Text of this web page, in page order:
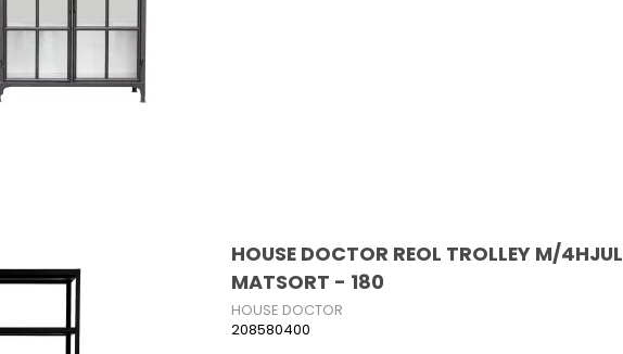
HOUSE DOCTOR REOL TROLLEY M/4HJUL
MATSORT - 180
HOUSE DOCTOR
208580400